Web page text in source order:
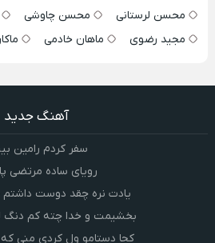
محسن لرستانی
محسن چاوشی
مجید رضوی
ماهان خادمی
آهنگ جدید
سفر کردم رامین
رویای ساده مرتضی
یادت نره چقد دوست داشتم
بخشیمت و خدا چته کم دنگ
کجا دستامو ول کردی منی